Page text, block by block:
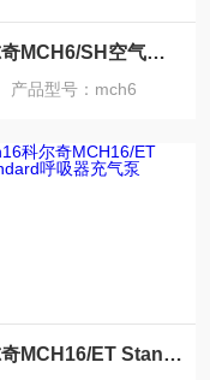
科尔奇MCH6/SH空气呼吸器充气泵 -汽油机型
产品型号：mch6
科尔奇MCH16/ET Standard呼吸器充气泵